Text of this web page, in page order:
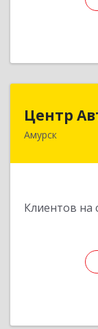
Центр
Амурск
Клиентов на
682640,